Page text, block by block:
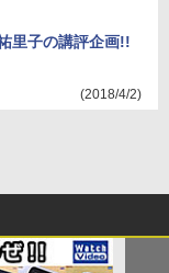
里子の講評企画!!
(2018/4/2)